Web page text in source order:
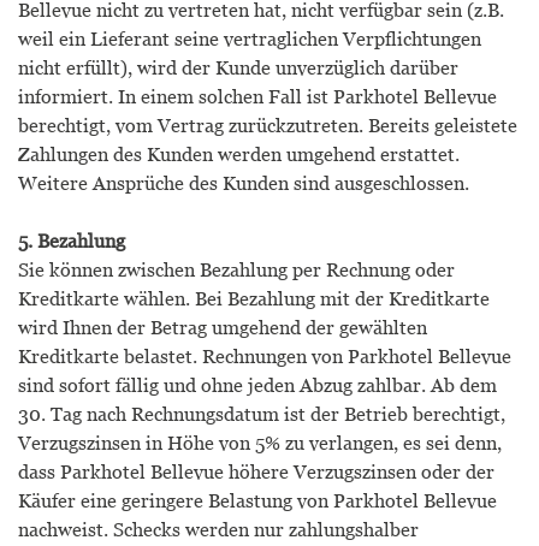
Bellevue nicht zu vertreten hat, nicht verfügbar sein (z.B.
weil ein Lieferant seine vertraglichen Verpflichtungen
nicht erfüllt), wird der Kunde unverzüglich darüber
informiert. In einem solchen Fall ist Parkhotel Bellevue
berechtigt, vom Vertrag zurückzutreten. Bereits geleistete
Zahlungen des Kunden werden umgehend erstattet.
Weitere Ansprüche des Kunden sind ausgeschlossen.
5. Bezahlung
Sie können zwischen Bezahlung per Rechnung oder
Kreditkarte wählen. Bei Bezahlung mit der Kreditkarte
wird Ihnen der Betrag umgehend der gewählten
Kreditkarte belastet. Rechnungen von Parkhotel Bellevue
sind sofort fällig und ohne jeden Abzug zahlbar. Ab dem
30. Tag nach Rechnungsdatum ist der Betrieb berechtigt,
Verzugszinsen in Höhe von 5% zu verlangen, es sei denn,
dass Parkhotel Bellevue höhere Verzugszinsen oder der
Käufer eine geringere Belastung von Parkhotel Bellevue
nachweist. Schecks werden nur zahlungshalber